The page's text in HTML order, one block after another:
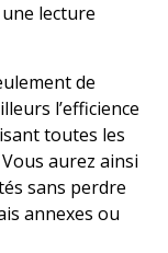
lecture
de
l’efficience
toutes les
aurez ainsi
sans perdre
annexes ou